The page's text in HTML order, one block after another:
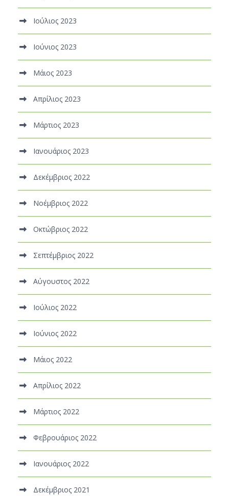
Ιούλιος 2023
Ιούνιος 2023
Μάιος 2023
Απρίλιος 2023
Μάρτιος 2023
Ιανουάριος 2023
Δεκέμβριος 2022
Νοέμβριος 2022
Οκτώβριος 2022
Σεπτέμβριος 2022
Αύγουστος 2022
Ιούλιος 2022
Ιούνιος 2022
Μάιος 2022
Απρίλιος 2022
Μάρτιος 2022
Φεβρουάριος 2022
Ιανουάριος 2022
Δεκέμβριος 2021